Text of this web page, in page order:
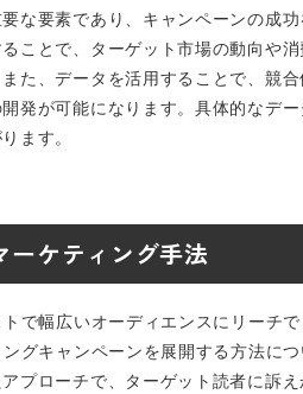
な要素であり、キャンペーンの成
ことで、ターゲット市場の動向や
た、データを活用することで、競
発が可能になります。具体的なデ
ます。
ーケティング手法
で幅広いオーディエンスにリーチ
グキャンペーンを展開する方法に
プローチで、ターゲット読者に訴